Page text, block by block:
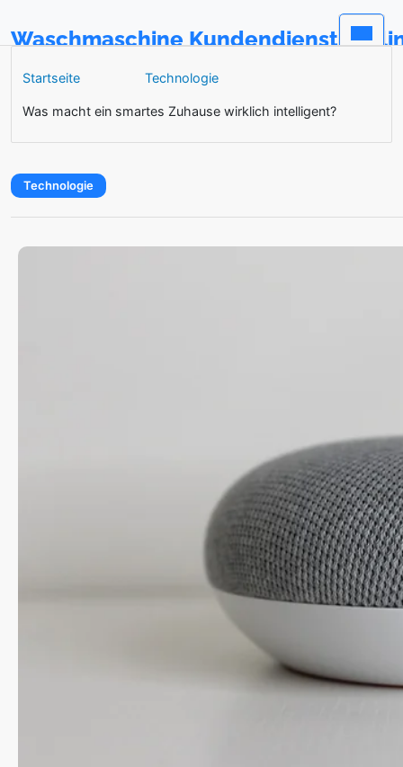
Waschmaschine Kundendienst
Startseite Technologie
Was macht ein smartes Zuhause wirklich intelligent?
Technologie